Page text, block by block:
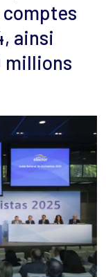
ainsi
millions